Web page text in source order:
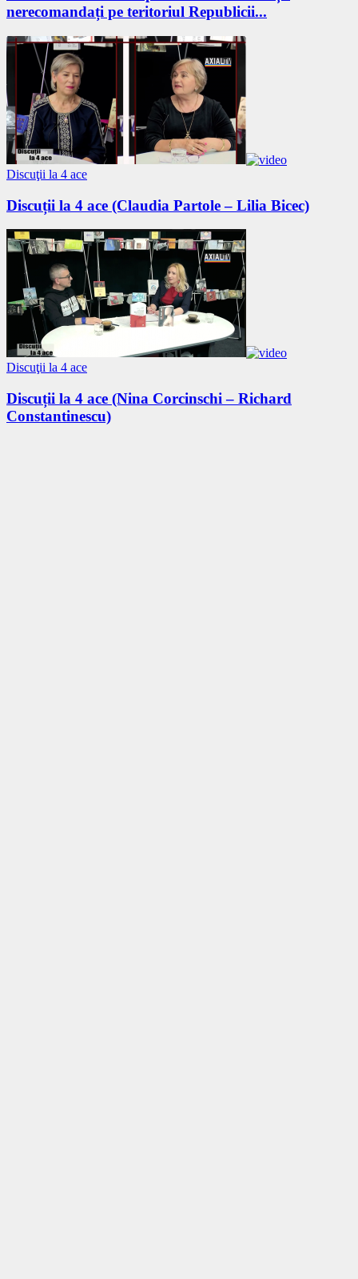
nerecomandați pe teritoriul Republicii...
Discuţii la 4 ace
Discuții la 4 ace (Claudia Partole – Lilia Bicec)
Discuţii la 4 ace
Discuții la 4 ace (Nina Corcinschi – Richard
Constantinescu)